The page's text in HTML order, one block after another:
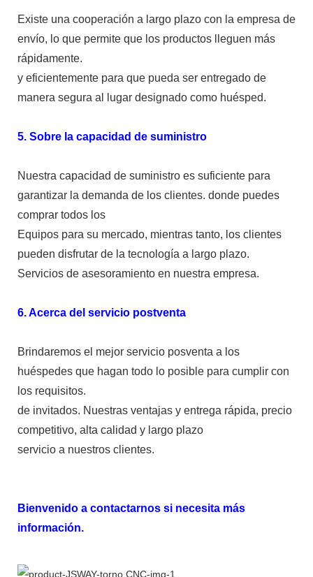
Existe una cooperación a largo plazo con la empresa de
envío, lo que permite que los productos lleguen más
rápidamente.
y eficientemente para que pueda ser entregado de
manera segura al lugar designado como huésped.
5. Sobre la capacidad de suministro
Nuestra capacidad de suministro es suficiente para
garantizar la demanda de los clientes. donde puedes
comprar todos los
Equipos para su mercado, mientras tanto, los clientes
pueden disfrutar de la tecnología a largo plazo.
Servicios de asesoramiento en nuestra empresa.
6. Acerca del servicio postventa
Brindaremos el mejor servicio posventa a los
huéspedes que hagan todo lo posible para cumplir con
los requisitos.
de invitados. Nuestras ventajas y entrega rápida, precio
competitivo, alta calidad y largo plazo
servicio a nuestros clientes.
Bienvenido a contactarnos si necesita más
información.